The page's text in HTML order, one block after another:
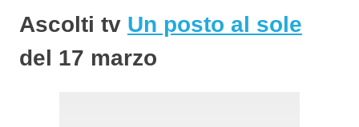
Ascolti tv Un posto al sole
del 17 marzo